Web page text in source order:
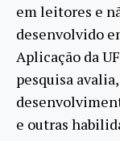
em leitores e
desenvolvido
Aplicação da
pesquisa
e outras